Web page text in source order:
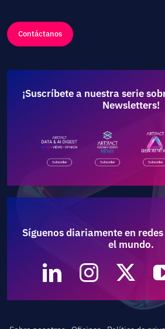
Contáctanos
¡Suscríbete a nuestra serie
Newsletters!
Síguenos diariamente en
el mundo.